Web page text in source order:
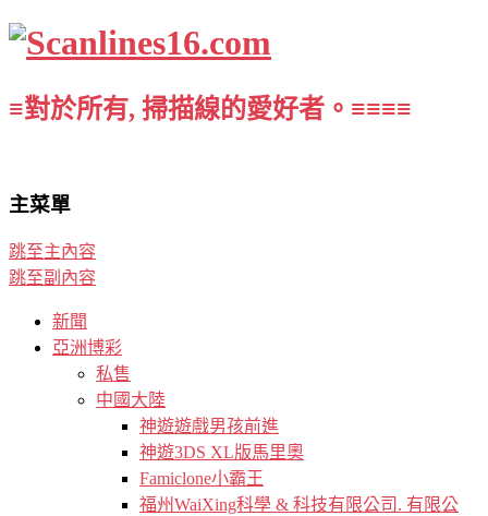
≡對於所有, 掃描線的愛好者。≡≡≡≡
主菜單
跳至主內容
跳至副內容
新聞
亞洲博彩
私售
中國大陸
神遊遊戲男孩前進
神遊3DS XL版馬里奧
Famiclone小霸王
福州WaiXing科學 & 科技有限公司. 有限公